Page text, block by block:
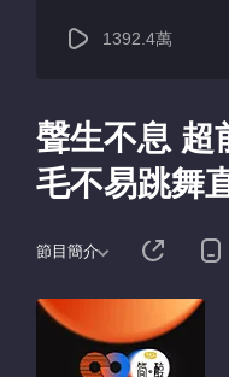
1392.4萬
聲生不息 超
毛不易跳舞
節目簡介